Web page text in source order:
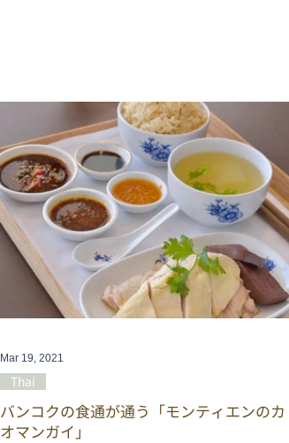
バンコクの食通が通う「モンティエンのカ
オマンガイ」
Thai
Mar 19, 2021